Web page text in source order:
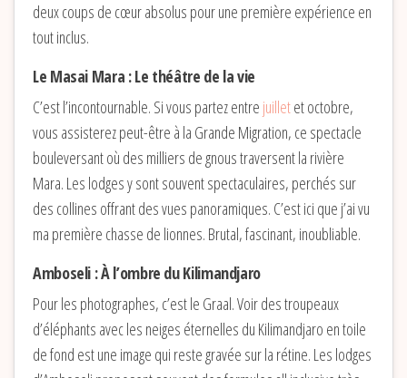
deux coups de cœur absolus pour une première expérience en
tout inclus.
Le Masai Mara : Le théâtre de la vie
C’est l’incontournable. Si vous partez entre juilletet octobre,
vous assisterez peut-être à la Grande Migration, ce spectacle
bouleversant où des milliers de gnous traversent la rivière
Mara. Les lodges y sont souvent spectaculaires, perchés sur
des collines offrant des vues panoramiques. C’est ici que j’ai vu
ma première chasse de lionnes. Brutal, fascinant, inoubliable.
Amboseli : À l’ombre du Kilimandjaro
Pour les photographes, c’est le Graal. Voir des troupeaux
d’éléphants avec les neiges éternelles du Kilimandjaro en toile
de fond est une image qui reste gravée sur la rétine. Les lodges